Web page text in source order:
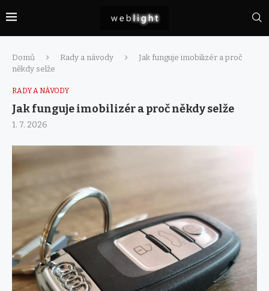
Domů Rady a návody
Jak funguje imobilizér a proč
někdy selže
RADY A NÁVODY
Jak funguje imobilizér a proč někdy selže
1. 7. 2026